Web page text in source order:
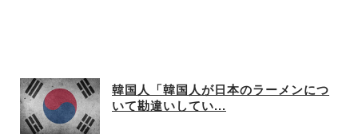
韓国人「韓国人が日本のラーメンにつ
いて勘違いしてい...